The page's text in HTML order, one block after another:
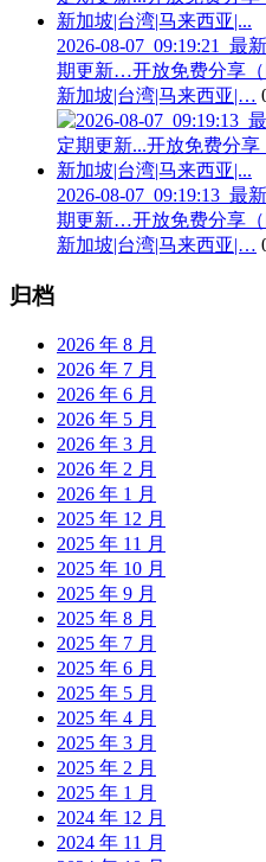
2026-08-07_09:19:21_
期更新…开放免费分享（
新加坡|台湾|马来西亚|…
2026-08-07_09:19:13_
期更新…开放免费分享（
新加坡|台湾|马来西亚|…
归档
2026 年 8 月
2026 年 7 月
2026 年 6 月
2026 年 5 月
2026 年 3 月
2026 年 2 月
2026 年 1 月
2025 年 12 月
2025 年 11 月
2025 年 10 月
2025 年 9 月
2025 年 8 月
2025 年 7 月
2025 年 6 月
2025 年 5 月
2025 年 4 月
2025 年 3 月
2025 年 2 月
2025 年 1 月
2024 年 12 月
2024 年 11 月